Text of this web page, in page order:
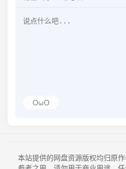
OωO
本站提供的网盘资源版权均归原